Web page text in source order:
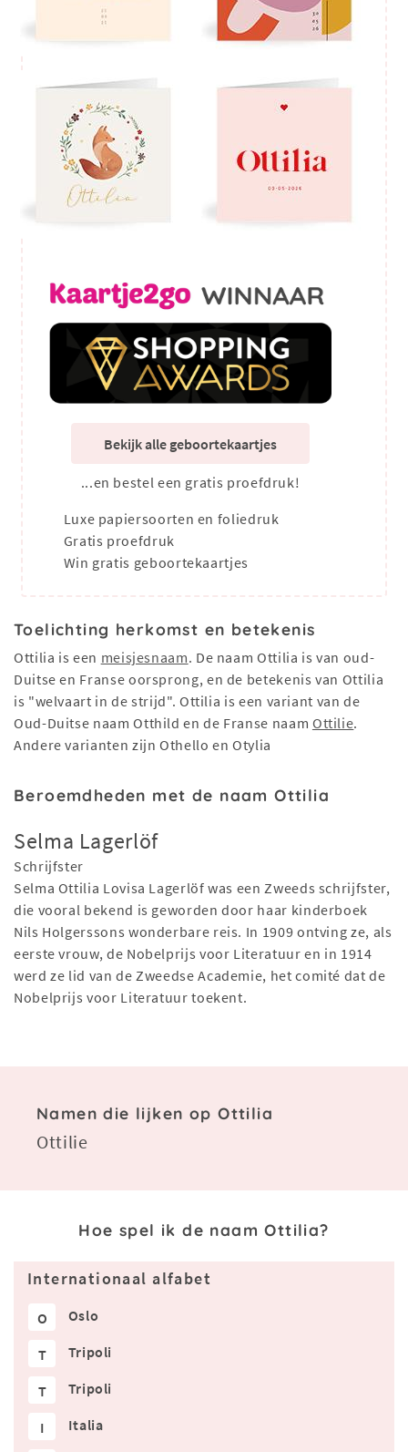
Bekijk alle geboortekaartjes
...en bestel een gratis proefdruk!
Luxe papiersoorten en foliedruk
Gratis proefdruk
Win gratis geboortekaartjes
Toelichting herkomst en betekenis
Ottilia is een meisjesnaam. De naam Ottilia is van oud-
Duitse en Franse oorsprong, en de betekenis van Ottilia
is "welvaart in de strijd". Ottilia is een variant van de
Oud-Duitse naam Otthild en de Franse naam Ottilie.
Andere varianten zijn Othello en Otylia
Beroemdheden met de naam Ottilia
Selma Lagerlöf
Schrijfster
Selma Ottilia Lovisa Lagerlöf was een Zweeds schrijfster,
die vooral bekend is geworden door haar kinderboek
Nils Holgerssons wonderbare reis. In 1909 ontving ze, als
eerste vrouw, de Nobelprijs voor Literatuur en in 1914
werd ze lid van de Zweedse Academie, het comité dat de
Nobelprijs voor Literatuur toekent.
Namen die lijken op Ottilia
Ottilie
Hoe spel ik de naam Ottilia?
Internationaal alfabet
O Oslo
T Tripoli
T Tripoli
I Italia